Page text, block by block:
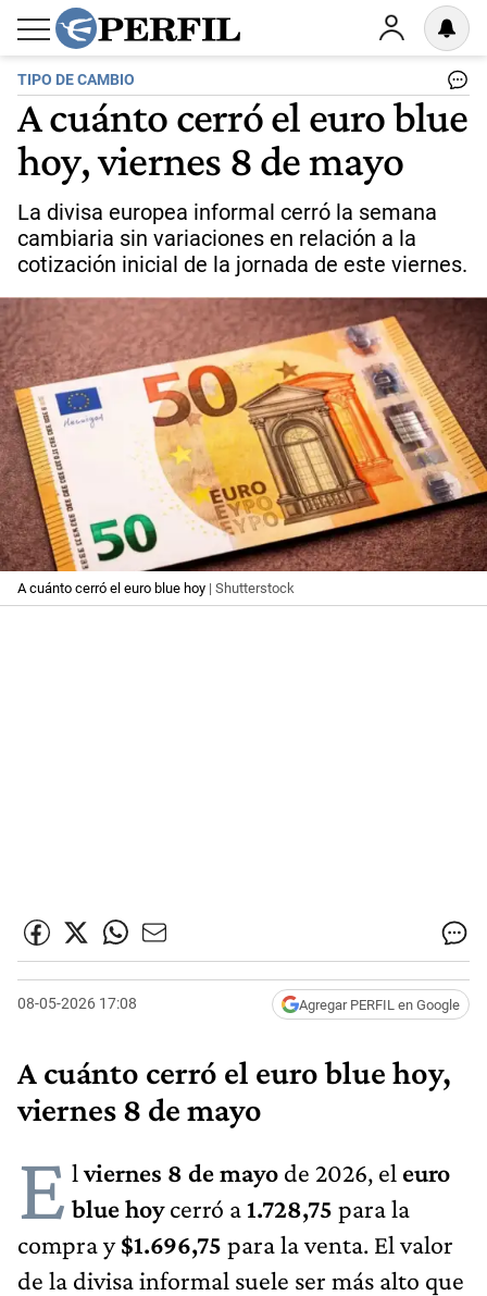
TIPO DE CAMBIO
A cuánto cerró el euro blue
hoy, viernes 8 de mayo
La divisa europea informal cerró la semana
cambiaria sin variaciones en relación a la
cotización inicial de la jornada de este viernes.
A cuánto cerró el euro blue hoy | Shutterstock
08-05-2026 17:08 Agregar PERFIL en Google
A cuánto cerró el euro blue hoy,
viernes 8 de mayo
E lviernes 8 de mayo de 2026, el euro
blue hoycerró a1.728,75 para la
compra y$1.696,75 para la venta. El valor
de la divisa informal suele ser más alto que